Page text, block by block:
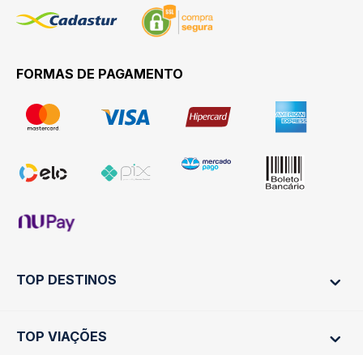
FORMAS DE PAGAMENTO
TOP DESTINOS
Ônibus Rio de Janeiro
TOP VIAÇÕES